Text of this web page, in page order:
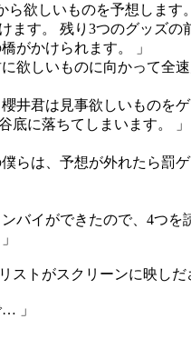
ら欲しいものを予想しま
ます。 残り3つのグッズの
がかけられます。 」
に欲しいものに向かって全
櫻井君は見事欲しいものを
底に落ちてしまいます。 」
僕らは、予想が外れたら罰
ンバイができたので、4つ
ストがスクリーンに映し
」